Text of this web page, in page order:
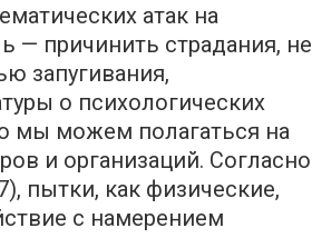
атак на
— причинить страдания, не
запугивания,
о психологических
мы можем полагаться на
и организаций. Согласно
пытки, как физические,
с намерением